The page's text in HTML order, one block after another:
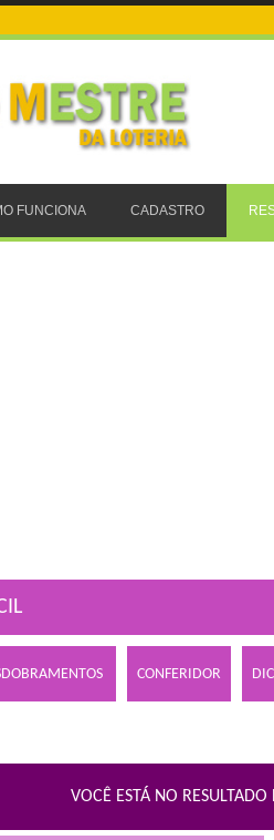
FUNCIONA CADASTRO
CONFERIDOR
VOCÊ ESTÁ NO